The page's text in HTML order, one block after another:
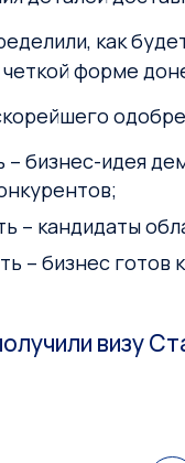
как
форме
бизнес-идея
– кандидаты
– бизнес готов
визу